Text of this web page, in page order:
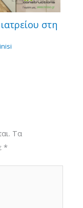
στη
Τα
*